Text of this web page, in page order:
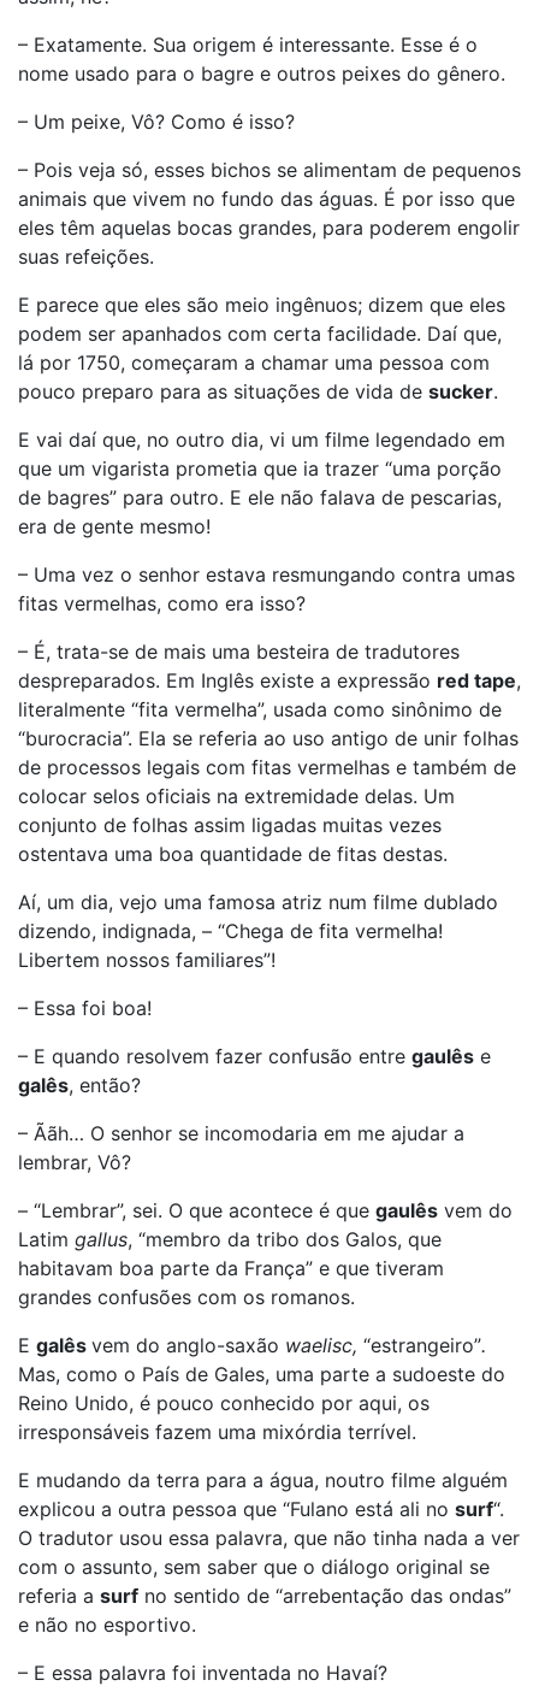
– Exatamente. Sua origem é interessante. Esse é o
nome usado para o bagre e outros peixes do gênero.
– Um peixe, Vô? Como é isso?
– Pois veja só, esses bichos se alimentam de pequenos
animais que vivem no fundo das águas. É por isso que
eles têm aquelas bocas grandes, para poderem engolir
suas refeições.
E parece que eles são meio ingênuos; dizem que eles
podem ser apanhados com certa facilidade. Daí que,
lá por 1750, começaram a chamar uma pessoa com
pouco preparo para as situações de vida de sucker.
E vai daí que, no outro dia, vi um filme legendado em
que um vigarista prometia que ia trazer “uma porção
de bagres” para outro. E ele não falava de pescarias,
era de gente mesmo!
– Uma vez o senhor estava resmungando contra umas
fitas vermelhas, como era isso?
– É, trata-se de mais uma besteira de tradutores
despreparados. Em Inglês existe a expressão red tape,
literalmente “fita vermelha”, usada como sinônimo de
“burocracia”. Ela se referia ao uso antigo de unir folhas
de processos legais com fitas vermelhas e também de
colocar selos oficiais na extremidade delas. Um
conjunto de folhas assim ligadas muitas vezes
ostentava uma boa quantidade de fitas destas.
Aí, um dia, vejo uma famosa atriz num filme dublado
dizendo, indignada, – “Chega de fita vermelha!
Libertem nossos familiares”!
– Essa foi boa!
– E quando resolvem fazer confusão entre gaulês e
galês, então?
– Ããh… O senhor se incomodaria em me ajudar a
lembrar, Vô?
– “Lembrar”, sei. O que acontece é que gaulês vem do
Latim gallus, “membro da tribo dos Galos, que
habitavam boa parte da França” e que tiveram
grandes confusões com os romanos.
E galês vem do anglo-saxão waelisc, “estrangeiro”.
Mas, como o País de Gales, uma parte a sudoeste do
Reino Unido, é pouco conhecido por aqui, os
irresponsáveis fazem uma mixórdia terrível.
E mudando da terra para a água, noutro filme alguém
explicou a outra pessoa que “Fulano está ali no surf“.
O tradutor usou essa palavra, que não tinha nada a ver
com o assunto, sem saber que o diálogo original se
referia a surf no sentido de “arrebentação das ondas”
e não no esportivo.
– E essa palavra foi inventada no Havaí?